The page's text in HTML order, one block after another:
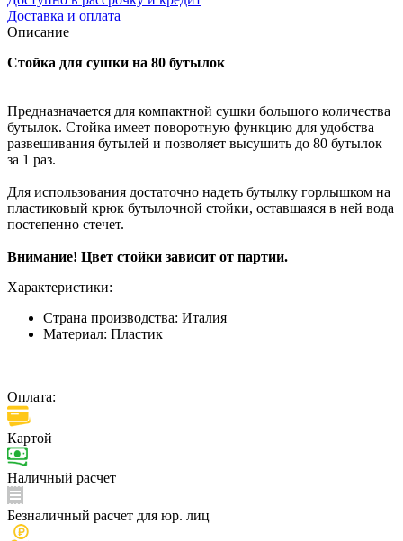
Доставка и оплата
Описание
Стойка для сушки на 80 бутылок
Предназначается для компактной сушки большого количества
бутылок. Стойка имеет поворотную функцию для удобства
развешивания бутылей и позволяет высушить до 80 бутылок
за 1 раз.
Для использования достаточно надеть бутылку горлышком на
пластиковый крюк бутылочной стойки, оставшаяся в ней вода
постепенно стечет.
Внимание! Цвет стойки зависит от партии.
Характеристики:
Страна производства: Италия
Материал: Пластик
Оплата:
Картой
Наличный расчет
Безналичный расчет для юр. лиц